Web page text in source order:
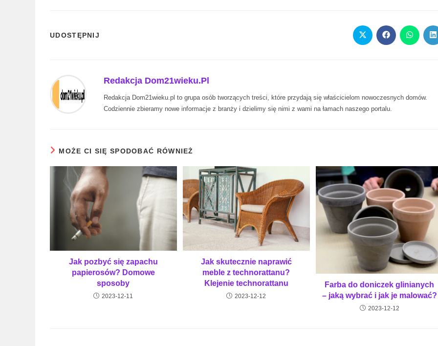
UDOSTĘPNIJ
Opens
in
Opens
in
Opens
in
in
Redakcja Dom21wieku.pl
Redakcja Dom21wieku.pl to grupa osób tworzących treści, które przydają się właścicielom nowoczesnych domów.
Codziennie zbieramy nowe informacje z branży i dzielimy się nimi z wami na łamach naszego portalu.
MOŻE CI SIĘ SPODOBAĆ RÓWNIEŻ
Jak pozbyć się zapachu
papierosów? Domowe
sposoby
2023-12-11
Jak skutecznie naprawić
meble z technorattanu?
Klejenie technorattanu
2023-12-12
Farba do doniczek glinianych
– jaką wybrać i jak je malować?
2023-12-12